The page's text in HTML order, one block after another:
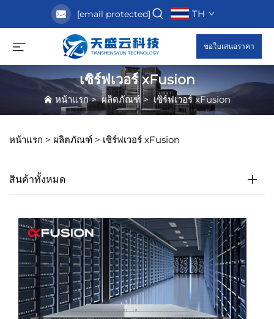
[email protected] TH
ขอใบเสนอราคา
เซิร์ฟเวอร์ xFusion
หน้าแรก>ผลิตภัณฑ์ >เซิร์ฟเวอร์ xFusion
หน้าแรก > ผลิตภัณฑ์ > เซิร์ฟเวอร์ xFusion
สินค้าทั้งหมด